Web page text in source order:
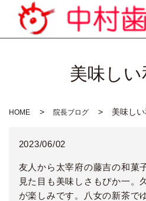
美味しい
HOME 院長ブログ 美味し
2023/06/02
友人から太宰府の藤吉の和菓
見た目も美味しさもぴか一。
が楽しみです。八女の新茶で